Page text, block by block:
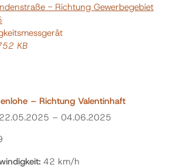
- Richtung Gewerbegebiet
KB
– Richtung Valentinhaft
22.05.2025 – 04.06.2025
42 km/h